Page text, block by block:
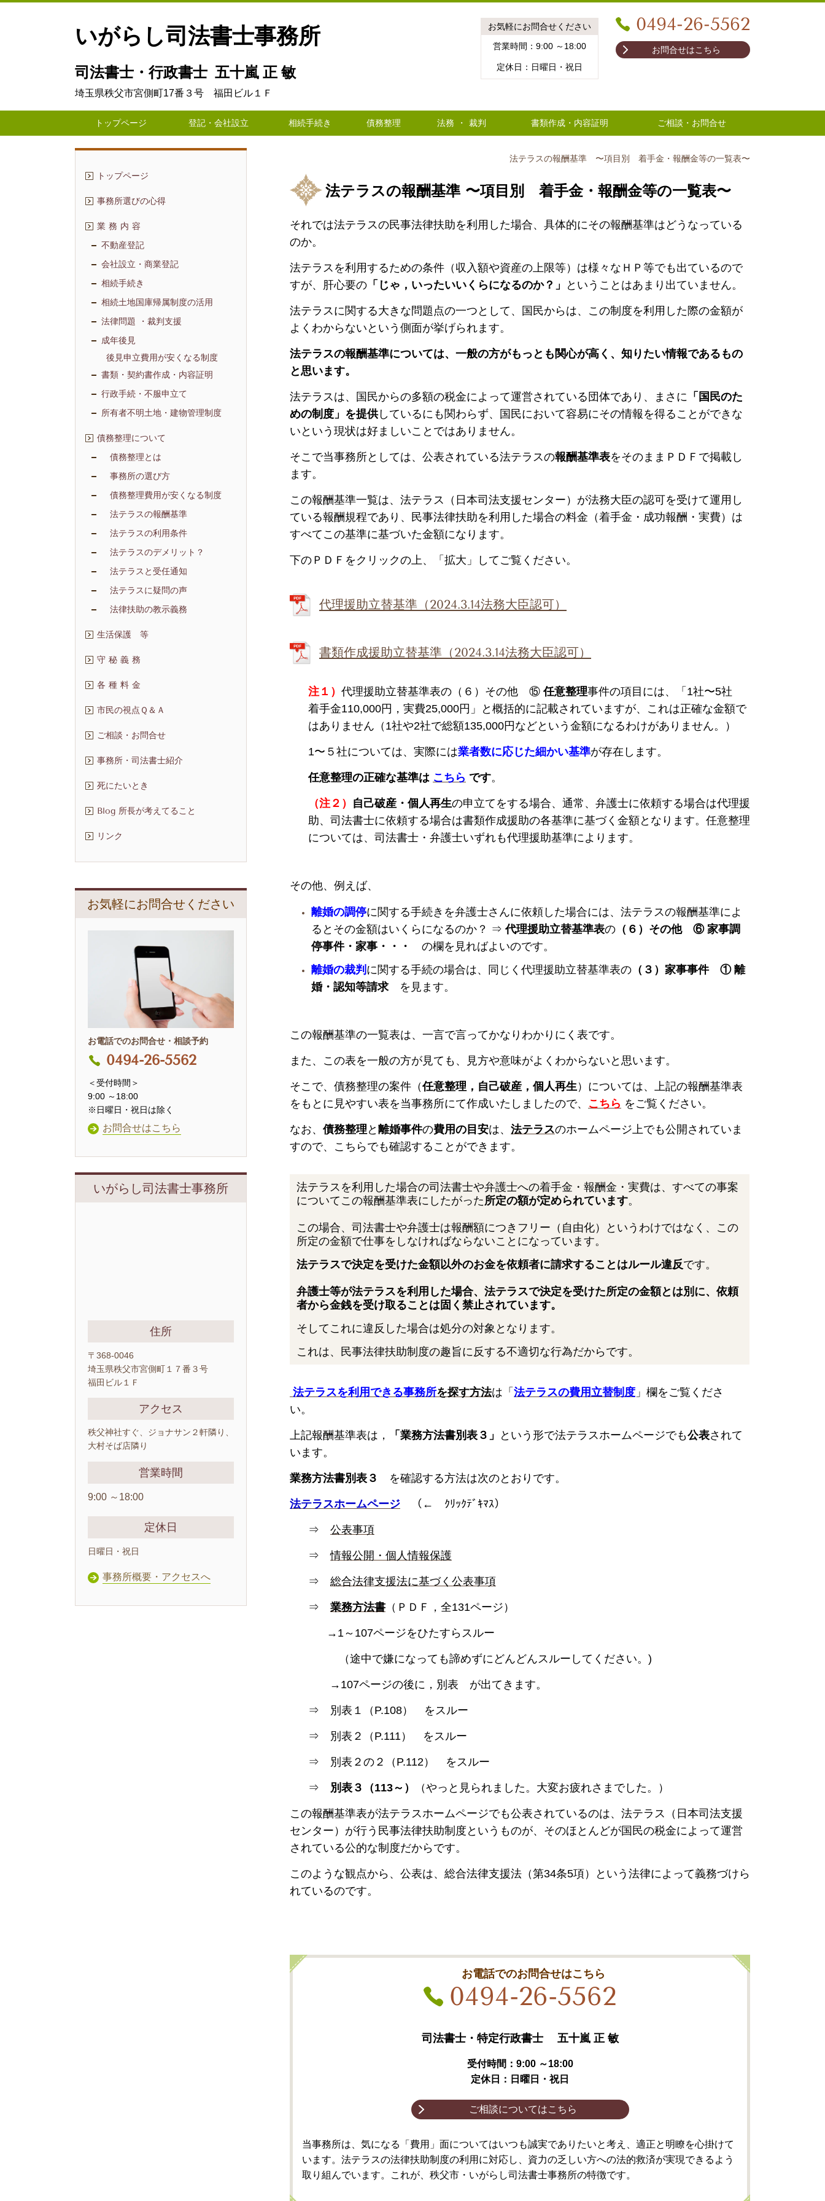
いがらし司法書士事務所
司法書士・行政書士 五十嵐 正 敏
埼玉県秩父市宮側町17番３号 福田ビル１Ｆ
お気軽にお問合せください
営業時間：9:00 ～18:00
定休日：日曜日・祝日
0494-26-5562
お問合せはこちら
トップページ 登記・会社設立 相続手続き 債務整理 法務 ・ 裁判 書類作成・内容証明 ご相談・お問合せ
法テラスの報酬基準 〜項目別 着手金・報酬金等の一覧表〜
法テラスの報酬基準 〜項目別 着手金・報酬金等の一覧表〜
それでは法テラスの民事法律扶助を利用した場合、具体的にその報酬基準はどうなっている
のか。
法テラスを利用するための条件（収入額や資産の上限等）は様々なＨＰ等でも出ているので
すが、 肝心要の 「じゃ，いったいいくらになるのか？」 ということはあまり出ていません。
法テラスに関する大きな問題点の一つとして、国民からは、この制度を利用した際の金額が
よくわからない という側面が挙げられます。
法テラスの報酬基準については、一般の方がもっとも関心が高く、知りたい情報であるもの
と思います。
法テラスは、国民からの多額の税金によって運営されている団体であり、まさに 「国民のた
めの制度」を提供しているにも関わらず、国民において容易にその情報を得ることができな
いという現状は好ましいことではありません。
そこで当事務所としては、公表されている法テラスの報酬基準表をそのままＰＤＦで掲載し
ます。
この報酬基準一覧は、法テラス（日本司法支援センター）が法務大臣の認可を受けて運用し
ている報酬規程であり、民事法律扶助を利用した場合の料金（着手金・成功報酬・実費）は
すべてこの基準に基づいた金額になります。
下のＰＤＦをクリックの上、「拡大」してご覧ください。
代理援助立替基準（2024.3.14法務大臣認可）
書類作成援助立替基準（2024.3.14法務大臣認可）
注１） 代理援助立替基準表の（６）その他 ⑮任意整理事件の項目には、「1社〜5社
着手金110,000円，実費25,000円」と概括的に記載されていますが、これは正確な金額で
はありません（1社や2社で総額135,000円などという金額になるわけがありません。）
1〜５社については、実際には業者数に応じた細かい基準が存在します。
任意整理の正確な基準は こちら です。
（注２） 自己破産・個人再生の申立てをする場合、通常、弁護士に依頼する場合は代理援
助、司法書士に依頼する場合は書類作成援助の各基準に基づく金額となります。 任意整理
については、司法書士・弁護士いずれも代理援助基準によります。
その他、例えば、
離婚の調停に関する手続きを弁護士さんに依頼した場合には、法テラスの報酬基準によ
るとその金額はいくらになるのか？ ⇒代理援助立替基準表の （６）その他 ⑥ 家事調
停事件・家事・・・
の欄を見ればよいのです。
離婚の裁判 に関する手続の場合は、 同じく代理援助立替基準表の （３）家事事件 ① 離
婚・認知等請求を見ます。
この報酬基準の一覧表は、一言で言ってかなりわかりにく表です。
また、この表を一般の方が見ても、見方や意味がよくわからないと思います。
そこで、債務整理の案件（任意整理，自己破産，個人再生）については、上記の報酬基準表
をもとに見やすい表を当事務所にて作成いたしましたので、 こちら をご覧ください。
なお、 債務整理 と 離婚事件の費用の目安は、 法テラスのホームページ上でも公開されていま
すので、こちらでも確認することができます。
法テラスを利用した場合の司法書士や弁護士への着手金・報酬金・実費は、すべての事案
についてこの報酬基準表にしたがった所定の額が定められています。
この場合、司法書士や弁護士は報酬額につきフリー（自由化）というわけではなく、この
所定の金額で仕事をしなければならないことになっています。
法テラスで決定を受けた金額以外のお金を依頼者に請求することはルール違反です。
弁護士等が法テラスを利用した場合、法テラスで決定を受けた所定の金額とは別に、 依頼
者から金銭を受け取ることは固く禁止されています。
そしてこれに違反した場合は処分の対象となります。
これは、民事法律扶助制度の趣旨に反する不適切な行為だからです。
法テラスを利用できる事務所を探す方法は「 法テラスの費用立替制度 」欄をご覧くださ
い。
上記報酬基準表は， 「業務方法書別表３」 という形で法テラスホームページでも公表されて
います。
業務方法書別表３ を確認する方法は次のとおりです。
法テラスホームページ （← ｸﾘｯｸﾃﾞｷﾏｽ）
⇒ 公表事項
⇒情報公開・個人情報保護
⇒ 総合法律支援法に基づく公表事項
⇒ 業務方法書 （ＰＤＦ，全131ページ）
→1～107ページをひたすらスルー
（途中で嫌になっても諦めずにどんどんスルーしてください。)
→107ページの後に，別表 が出てきます。
⇒ 別表１（P.108） をスルー
⇒ 別表２（P.111） をスルー
⇒ 別表２の２（P.112） をスルー
⇒ 別表３（113～ ） （やっと見られました。大変お疲れさまでした。）
この報酬基準表が法テラスホームページでも公表されているのは、法テラス（日本司法支援
センター）が行う民事法律扶助制度というものが、そのほとんどが国民の税金によって運営
されている公的な制度だからです。
このような観点から、公表は、総合法律支援法（第34条5項）という法律によって義務づけら
れているのです。
お電話でのお問合せはこちら
0494-26-5562
司法書士・特定行政書士 五十嵐 正 敏
受付時間：9:00 ～18:00
定休日：日曜日・祝日
ご相談についてはこちら
当事務所は、気になる「費用」面についてはいつも誠実でありたいと考え、適正と明瞭を心掛けて
い ます。法テラスの法律扶助制度の利用に対応し
、資力の乏しい方への法的救済が実現できるよう
取り組んでいます。これが、秩父市・いがらし司法書士事務所の特徴です。
トップページ
事務所選びの心得
業 務 内 容
不動産登記
会社設立・商業登記
相続手続き
相続土地国庫帰属制度の活用
法律問題 ・裁判支援
成年後見
後見申立費用が安くなる制度
書類・契約書作成・内容証明
行政手続・不服申立て
所有者不明土地・建物管理制度
債務整理について
債務整理とは
事務所の選び方
債務整理費用が安くなる制度
法テラスの報酬基準
法テラスの利用条件
法テラスのデメリット？
法テラスと受任通知
法テラスに疑問の声
法律扶助の教示義務
生活保護 等
守 秘 義 務
各 種 料 金
市民の視点Ｑ＆Ａ
ご相談・お問合せ
事務所・司法書士紹介
死にたいとき
Blog 所長が考えてること
リンク
お気軽にお問合せください
お電話でのお問合せ・相談予約
0494-26-5562
＜受付時間＞
9:00 ～18:00
※日曜日・祝日は除く
お問合せはこちら
いがらし司法書士事務所
住所
〒368-0046
埼玉県秩父市宮側町１７番３号
福田ビル１Ｆ
アクセス
秩父神社すぐ、ジョナサン２軒隣り、
大村そば店隣り
営業時間
9:00 ～18:00
定休日
日曜日・祝日
事務所概要・アクセスへ